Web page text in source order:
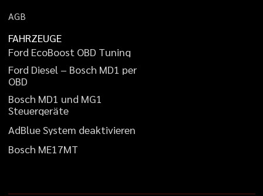
AGB
FAHRZEUGE
Ford EcoBoost OBD Tuning
Ford Diesel – Bosch MD1 per
OBD
Bosch MD1 und MG1
Steuergeräte
AdBlueSystem deaktivieren
Bosch ME17MT